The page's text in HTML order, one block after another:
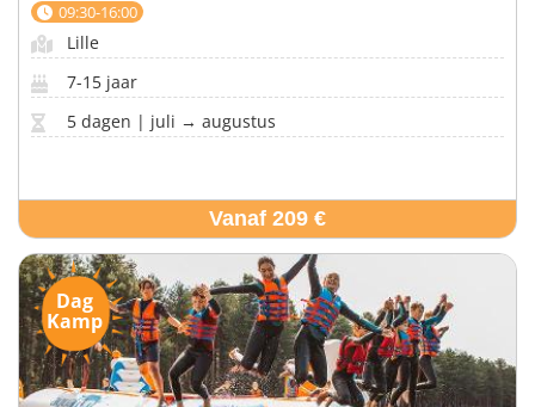
09:30-16:00
Lille
7-15 jaar
5 dagen | juli → augustus
Vanaf 209 €
Dag
Kamp